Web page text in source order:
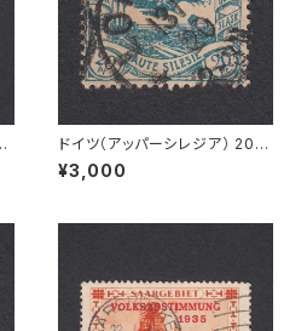
ドイツ（アッパーシレジア） 20Pf
Mi#18 使用済み切手｜LOHN
AU 13.7.1920
¥3,000